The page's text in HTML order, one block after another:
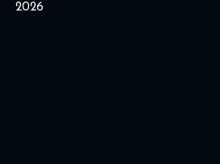
2026